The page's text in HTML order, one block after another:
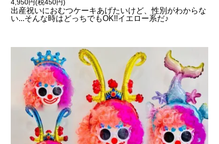
4,950円(税450円)
出産祝いにおむつケーキあげたいけど、性別がわからな
い...そんな時はどっちでもOK!!イエロー系だ♪